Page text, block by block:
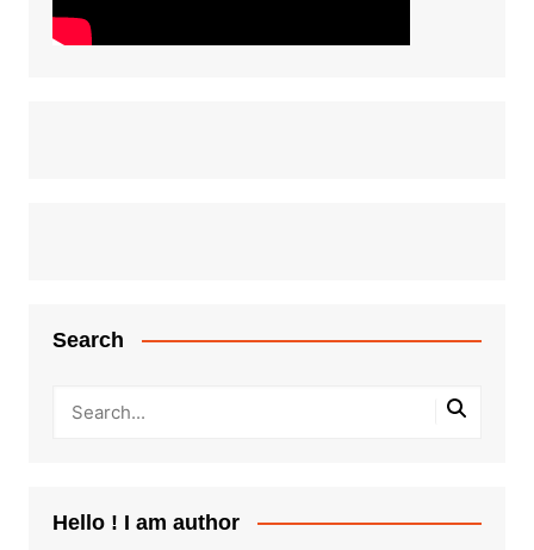
Search
Hello ! I am author